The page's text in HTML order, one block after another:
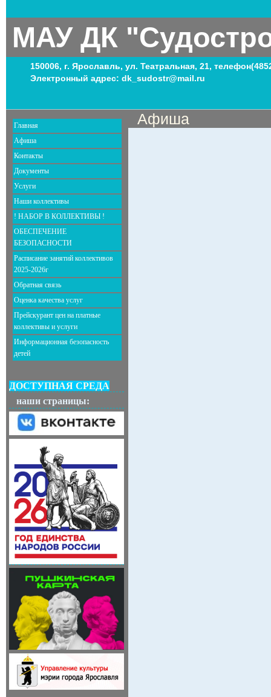
МАУ ДК
150006, г. Ярославль, ул. Театральная, 21,
Электронный адрес: dk_sudostr@mail.ru
Главная
Афиша
Контакты
Документы
Услуги
Наши коллективы
! НАБОР В КОЛЛЕКТИВЫ !
ОБЕСПЕЧЕНИЕ
БЕЗОПАСНОСТИ
Расписание занятий коллективов
2025-2026г
Обратная связь
Оценка качества услуг
Прейскурант цен на платные
коллективы и услуги
Информационная безопасность
детей
ДОСТУПНАЯ СРЕДА
наши страницы:
Афиша